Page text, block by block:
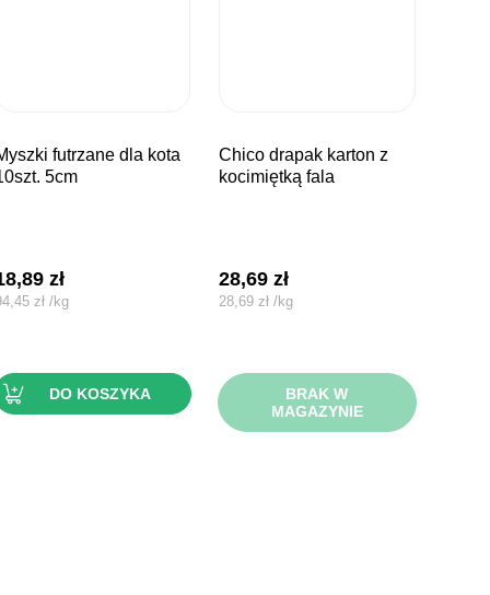
dla kota
5cm
zł
zł /kg
DO KOSZYKA
chico drapak karton z
kocimiętką fala
28,69zł
28,69zł /kg
BRAK W
MAGAZYNIE